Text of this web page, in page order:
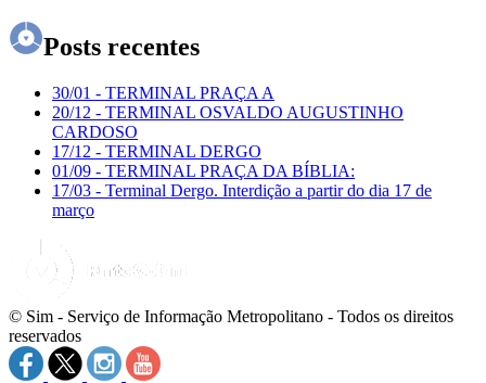
Posts recentes
30/01 - TERMINAL PRAÇA A
20/12 - TERMINAL OSVALDO AUGUSTINHO
CARDOSO
17/12 - TERMINAL DERGO
01/09 - TERMINAL PRAÇA DA BÍBLIA:
17/03 - Terminal Dergo. Interdição a partir do dia 17 de
março
© Sim - Serviço de Informação Metropolitano - Todos os direitos
reservados